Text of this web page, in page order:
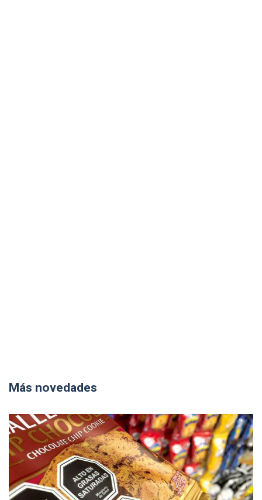
Más novedades